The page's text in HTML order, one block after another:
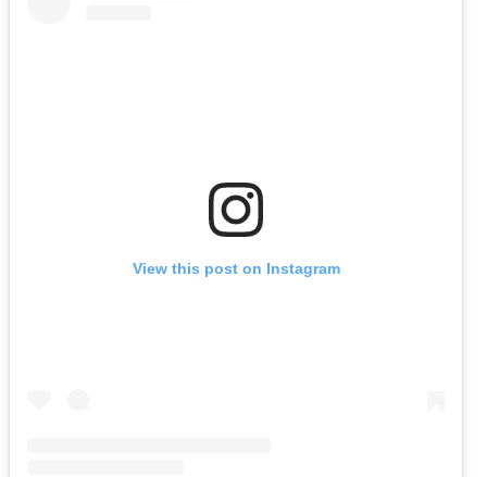
View this post on Instagram